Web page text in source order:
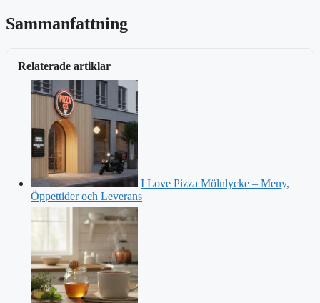
Sammanfattning
Relaterade artiklar
I Love Pizza Mölnlycke – Meny,
Öppettider och Leverans